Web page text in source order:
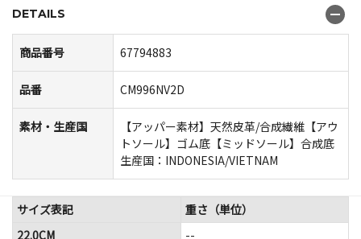
DETAILS
商品番号 67794883
品番 CM996NV2D
素材・生産国
【アッパー素材】天然皮革/合成繊維【アウ
トソール】ゴム底【ミッドソール】合成底
生産国：INDONESIA/VIETNAM
サイズ表記
重さ（単位）
22.0CM
--